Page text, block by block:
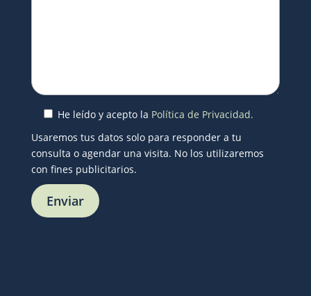
He leído y acepto la Política de Privacidad.
Usaremos tus datos solo para responder a tu
consulta o agendar una visita. No los utilizaremos
con fines publicitarios.